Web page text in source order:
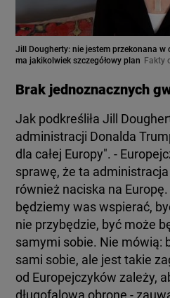
Jill Dougherty: nie jestem przekonana
ma jakikolwiek szczegółowy plan Fakty
Brak jednoznacznych
Jak podkreśliła Jill
administracji Donalda
dla całej Europy". -
sprawę, że ta
również naciska na
będziemy was wspierać,
nie przybędzie, być może
samymi sobie. Nie mówią:
sami sobie, ale jest takie
od Europejczyków zależy,
długofalową obronę -